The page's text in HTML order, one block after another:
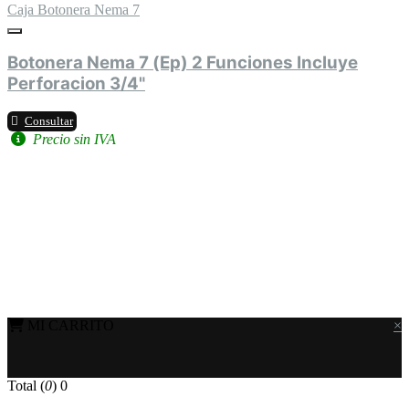
Caja Botonera Nema 7
Botonera Nema 7 (Ep) 2 Funciones Incluye
Perforacion 3/4"
Consultar
Precio sin IVA
×
Total (0) 0